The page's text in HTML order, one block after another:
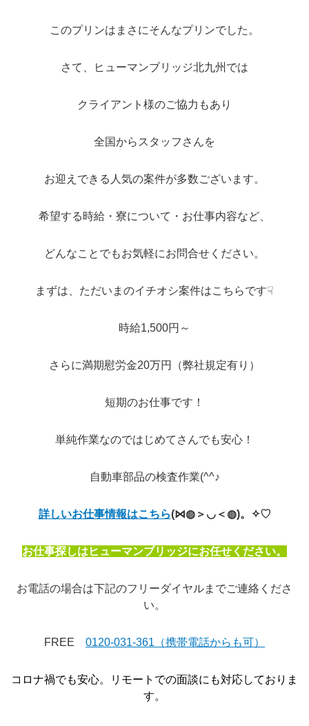
このプリンはまさにそんなプリンでした。
さて、ヒューマンブリッジ北九州では
クライアント様のご協力もあり
全国からスタッフさんを
お迎えできる人気の案件が多数ございます。
希望する時給・寮について・お仕事内容など、
どんなことでもお気軽にお問合せください。
まずは、ただいまのイチオシ案件はこちらです☟
時給1,500円～
さらに満期慰労金20万円（弊社規定有り）
短期のお仕事です！
単純作業なのではじめてさんでも安心！
自動車部品の検査作業(^^♪
詳しいお仕事情報はこちら(⋈◍＞◡＜◍)。✧♡
お仕事探しはヒューマンブリッジにお任せください。
お電話の場合は下記のフリーダイヤルまでご連絡くださ
い。
FREE 0120-031-361（携帯電話からも可）
コロナ禍でも安心。リモートでの面談にも対応しておりま
す。